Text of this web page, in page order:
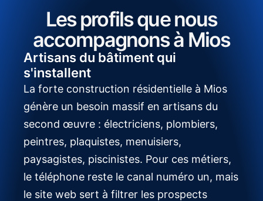
Les profils que nous
accompagnons à Mios
Artisans du bâtiment qui
s'installent
La forte construction résidentielle à Mios
génère un besoin massif en artisans du
second œuvre : électriciens, plombiers,
peintres, plaquistes, menuisiers,
paysagistes, piscinistes. Pour ces métiers,
le téléphone reste le canal numéro un, mais
le site web sert à filtrer les prospects